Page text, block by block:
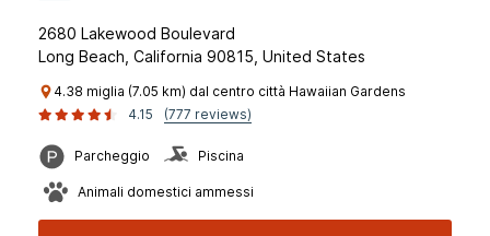
2680 Lakewood Boulevard
Long Beach, California 90815, United States
4.38 miglia (7.05 km) dal centro città Hawaiian Gardens
4.15
(777 reviews)
Parcheggio Piscina
Animali domestici ammessi